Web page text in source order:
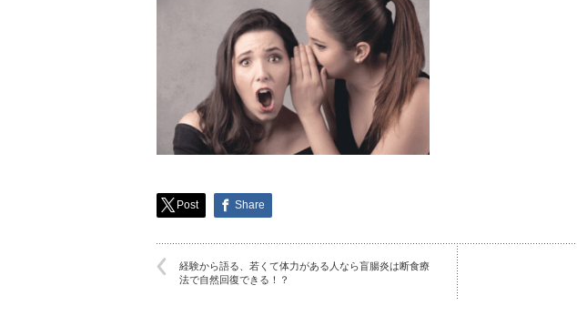
Post Share
経験から語る、若くて体力がある人なら盲腸炎は断食療
法で自然回復できる！？